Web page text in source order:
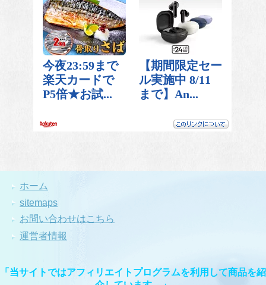
ホーム
sitemaps
お問い合わせはこちら
運営者情報
「当サイトではアフィリエイトプログラムを利用して商品を紹